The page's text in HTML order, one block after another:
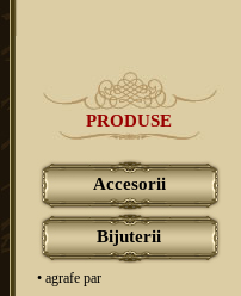
PRODUSE
Accesorii
Bijuterii
• agrafe par